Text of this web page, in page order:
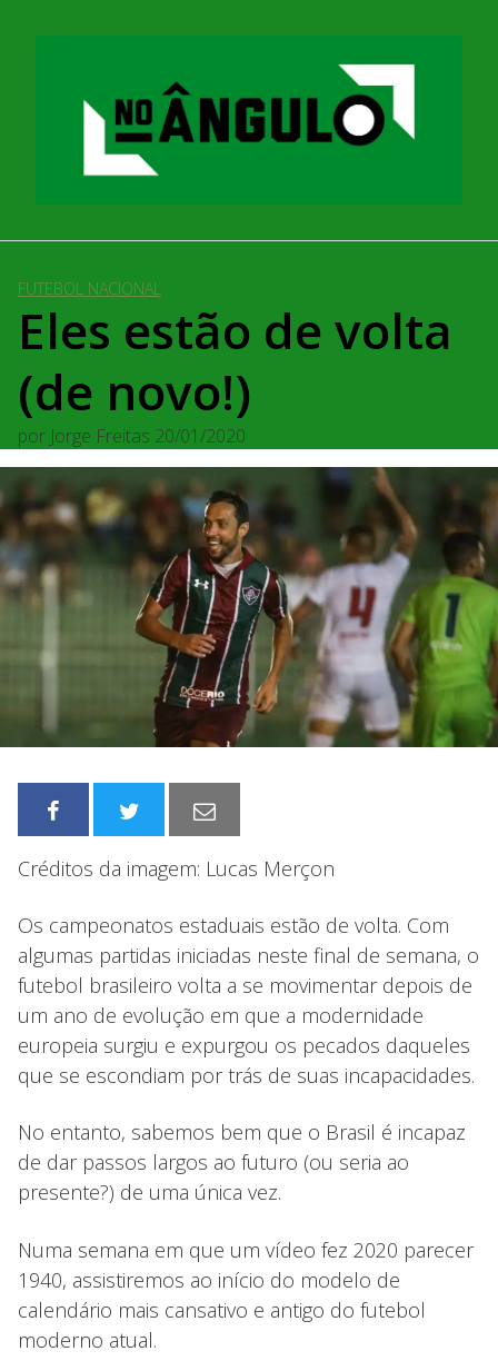
FUTEBOL NACIONAL
Eles estão de volta
(de novo!)
por Jorge Freitas 20/01/2020
Créditos da imagem: Lucas Merçon
Os campeonatos estaduais estão de volta. Com
algumas partidas iniciadas neste final de semana, o
futebol brasileiro volta a se movimentar depois de
um ano de evolução em que a modernidade
europeia surgiu e expurgou os pecados daqueles
que se escondiam por trás de suas incapacidades.
No entanto, sabemos bem que o Brasil é incapaz
de dar passos largos ao futuro (ou seria ao
presente?) de uma única vez.
Numa semana em que um vídeo fez 2020 parecer
1940, assistiremos ao início do modelo de
calendário mais cansativo e antigo do futebol
moderno atual.